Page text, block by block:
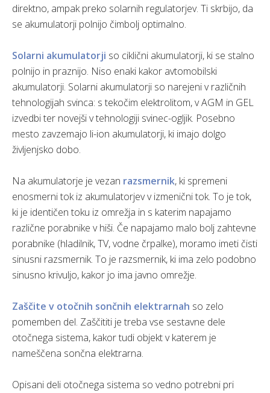
direktno, ampak preko solarnih regulatorjev. Ti skrbijo, da
se akumulatorji polnijo čimbolj optimalno.
Solarni akumulatorji so ciklični akumulatorji, ki se stalno
polnijo in praznijo. Niso enaki kakor avtomobilski
akumulatorji. Solarni akumulatorji so narejeni v različnih
tehnologijah svinca: s tekočim elektrolitom, v AGM in GEL
izvedbi ter novejši v tehnologiji svinec-ogljik. Posebno
mesto zavzemajo li-ion akumulatorji, ki imajo dolgo
življenjsko dobo.
Na akumulatorje je vezan razsmernik, ki spremeni
enosmerni tok iz akumulatorjev v izmenični tok. To je tok,
ki je identičen toku iz omrežja in s katerim napajamo
različne porabnike v hiši. Če napajamo malo bolj zahtevne
porabnike (hladilnik, TV, vodne črpalke), moramo imeti čisti
sinusni razsmernik. To je razsmernik, ki ima zelo podobno
sinusno krivuljo, kakor jo ima javno omrežje.
Zaščite v otočnih sončnih elektrarnah so zelo
pomemben del. Zaščititi je treba vse sestavne dele
otočnega sistema, kakor tudi objekt v katerem je
nameščena sončna elektrarna.
Opisani deli otočnega sistema so vedno potrebni pri